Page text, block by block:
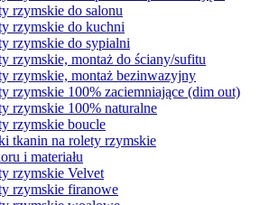
rzymskie do salonu
rzymskie do kuchni
rzymskie do sypialni
rzymskie, montaż do ściany/sufitu
rzymskie, montaż bezinwazyjny
rzymskie 100% zaciemniające (dim out)
rzymskie 100% naturalne
rzymskie boucle
tkanin na rolety rzymskie
i materiału
rzymskie Velvet
rzymskie firanowe